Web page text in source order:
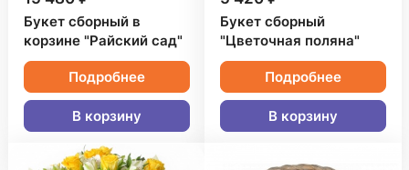
Букет сборный в
корзине "Райский сад"
Подробнее
В корзину
Букет сборный
"Цветочная поляна"
Подробнее
В корзину